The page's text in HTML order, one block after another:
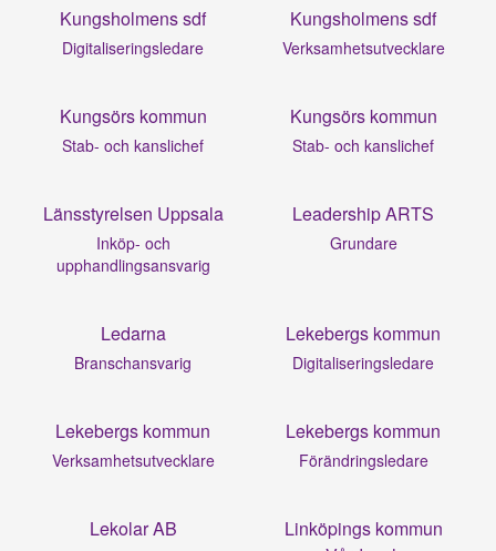
Kungsholmens sdf
Digitaliseringsledare
Kungsholmens sdf
Verksamhetsutvecklare
Kungsörs kommun
Stab- och kanslichef
Kungsörs kommun
Stab- och kanslichef
Länsstyrelsen Uppsala
Inköp- och
upphandlingsansvarig
Leadership ARTS
Grundare
Ledarna
Branschansvarig
Lekebergs kommun
Digitaliseringsledare
Lekebergs kommun
Verksamhetsutvecklare
Lekebergs kommun
Förändringsledare
Lekolar AB
Linköpings kommun